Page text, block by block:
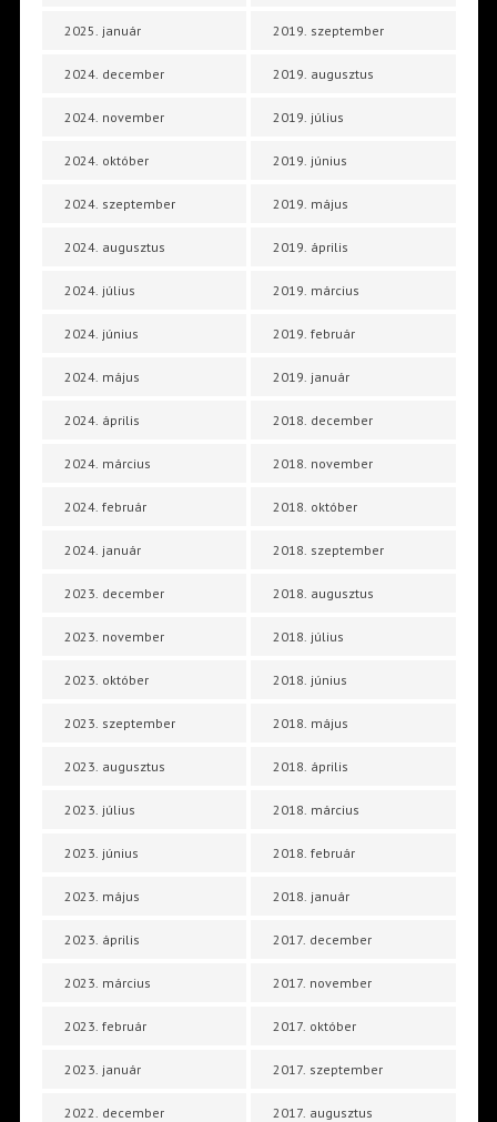
2025. január
2024. december
2024. november
2024. október
2024. szeptember
2024. augusztus
2024. július
2024. június
2024. május
2024. április
2024. március
2024. február
2024. január
2023. december
2023. november
2023. október
2023. szeptember
2023. augusztus
2023. július
2023. június
2023. május
2023. április
2023. március
2023. február
2023. január
2022. december
2019. szeptember
2019. augusztus
2019. július
2019. június
2019. május
2019. április
2019. március
2019. február
2019. január
2018. december
2018. november
2018. október
2018. szeptember
2018. augusztus
2018. július
2018. június
2018. május
2018. április
2018. március
2018. február
2018. január
2017. december
2017. november
2017. október
2017. szeptember
2017. augusztus